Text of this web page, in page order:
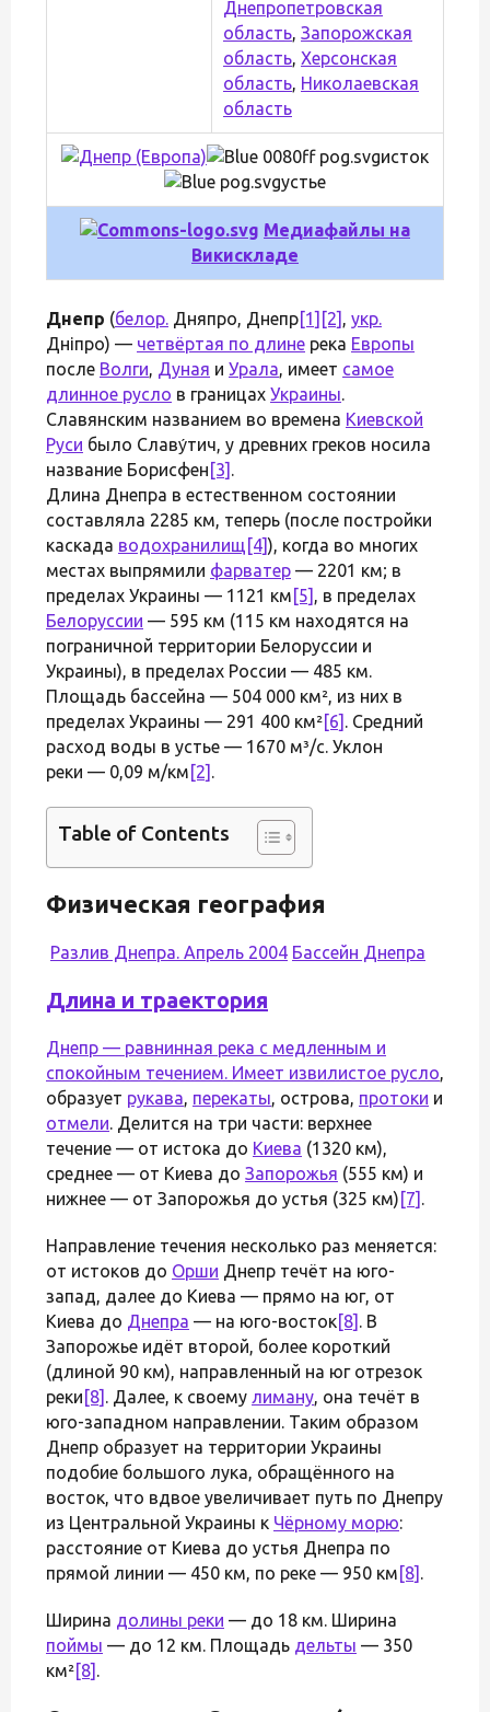
Днепропетровская
область, Запорожская
область, Херсонская
область, Николаевская
область
исток
устье
Медиафайлы на
Викискладе
Днепр (белор. Дняпро, Днепр[1] [2] , укр.
Дніпро) — четвёртая по длине река Европы
после Волги, Дуная и Урала, имеет самое
длинное русло в границах Украины.
Славянским названием во времена Киевской
Руси было Славу́тич, у древних греков носила
название Борисфен [3] .
Длина Днепра в естественном состоянии
составляла 2285 км, теперь (после постройки
каскада водохранилищ [4]), когда во многих
местах выпрямили фарватер — 2201 км; в
пределах Украины — 1121 км [5] , в пределах
Белоруссии — 595 км (115 км находятся на
пограничной территории Белоруссии и
Украины), в пределах России — 485 км.
Площадь бассейна — 504 000 км², из них в
пределах Украины — 291 400 км²[6] . Средний
расход воды в устье — 1670 м³/с. Уклон
реки — 0,09 м/км [2] .
Table of Contents
Физическая география
Разлив Днепра. Апрель 2004 Бассейн Днепра
Длина и траектория
Днепр — равнинная река с медленным и
спокойным течением. Имеет извилистое русло,
образует рукава, перекаты, острова, протоки и
отмели. Делится на три части: верхнее
течение — от истока до Киева (1320 км),
среднее — от Киева до Запорожья (555 км) и
нижнее — от Запорожья до устья (325 км) [7] .
Направление течения несколько раз меняется:
от истоков до Орши Днепр течёт на юго-
запад, далее до Киева — прямо на юг, от
Киева до Днепра — на юго-восток[8] . В
Запорожье идёт второй, более короткий
(длиной 90 км), направленный на юг отрезок
реки [8] . Далее, к своему лиману, она течёт в
юго-западном направлении. Таким образом
Днепр образует на территории Украины
подобие большого лука, обращённого на
восток, что вдвое увеличивает путь по Днепру
из Центральной Украины к Чёрному морю:
расстояние от Киева до устья Днепра по
прямой линии — 450 км, по реке — 950 км [8] .
Ширина долины реки — до 18 км. Ширина
поймы — до 12 км. Площадь дельты — 350
км²[8] .